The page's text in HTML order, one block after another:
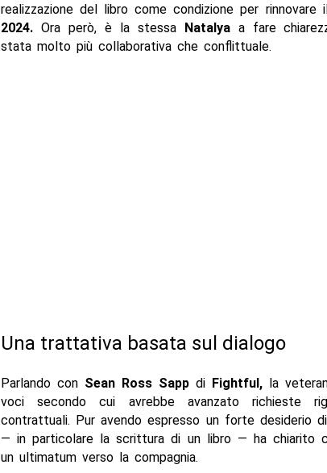
realizzazione del libro come condizione per
2024.Ora però, è la stessa Natalyaa fare
stata molto più collaborativa che conflittuale.
Una trattativa basata sul dialogo
Parlando con Sean Ross Sappdi Fightful,la
voci secondo cui avrebbe avanzato richieste
contrattuali. Pur avendo espresso un forte desiderio
— in particolare la scrittura di un libro — ha chiarito
un ultimatum verso la compagnia.